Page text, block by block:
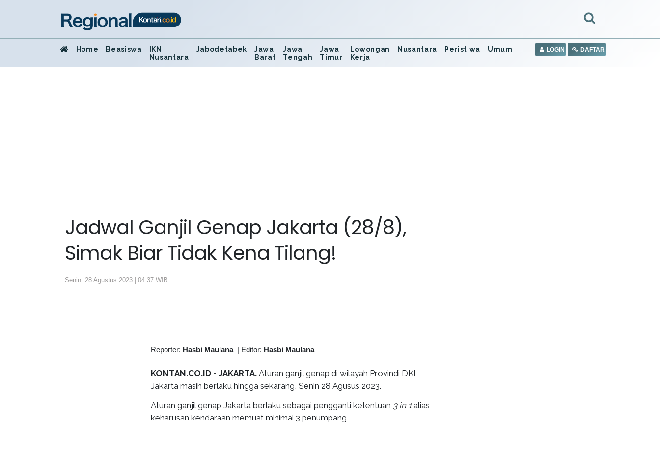
Home Beasiswa
IKN
Nusantara
Jabodetabek
Jawa
Barat
Jawa
Tengah
Jawa
Timur
Lowongan
Kerja
Nusantara Peristiwa Umum LOGIN DAFTAR
Jadwal Ganjil Genap Jakarta (28/8),
Simak Biar Tidak Kena Tilang!
Senin, 28 Agustus 2023 | 04:37 WIB
Reporter: Hasbi Maulana| Editor: Hasbi Maulana
KONTAN.CO.ID - JAKARTA. Aturan ganjil genap di wilayah Provindi DKI
Jakarta masih berlaku hingga sekarang, Senin 28 Agusus 2023.
Aturan ganjil genap Jakarta berlaku sebagai pengganti ketentuan 3 in 1 alias
keharusan kendaraan memuat minimal 3 penumpang.